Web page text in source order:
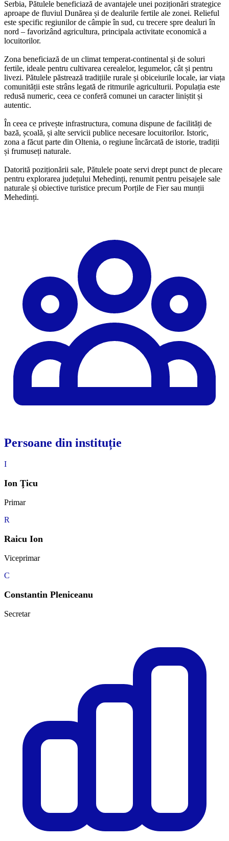
Serbia, Pătulele beneficiază de avantajele unei poziționări strategice
aproape de fluviul Dunărea și de dealurile fertile ale zonei. Relieful
este specific regiunilor de câmpie în sud, cu trecere spre dealuri în
nord – favorizând agricultura, principala activitate economică a
locuitorilor.
Zona beneficiază de un climat temperat-continental și de soluri
fertile, ideale pentru cultivarea cerealelor, legumelor, cât și pentru
livezi. Pătulele păstrează tradițiile rurale și obiceiurile locale, iar viața
comunității este strâns legată de ritmurile agriculturii. Populația este
redusă numeric, ceea ce conferă comunei un caracter liniștit și
autentic.
În ceea ce privește infrastructura, comuna dispune de facilități de
bază, școală, și alte servicii publice necesare locuitorilor. Istoric,
zona a făcut parte din Oltenia, o regiune încărcată de istorie, tradiții
și frumuseți naturale.
Datorită poziționării sale, Pătulele poate servi drept punct de plecare
pentru explorarea județului Mehedinți, renumit pentru peisajele sale
naturale și obiective turistice precum Porțile de Fier sau munții
Mehedinți.
Persoane din instituție
I
Ion Ţicu
Primar
R
Raicu Ion
Viceprimar
C
Constantin Pleniceanu
Secretar